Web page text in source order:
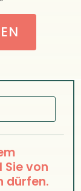
Sie von
dürfen.